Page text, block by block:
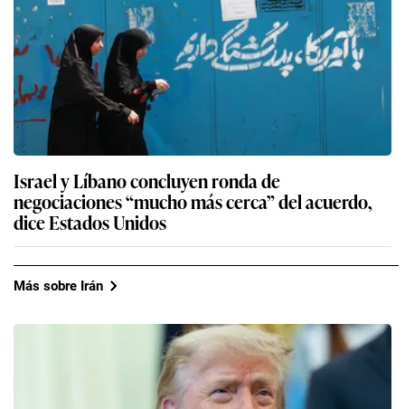
Israel y Líbano concluyen ronda de
negociaciones “mucho más cerca” del acuerdo,
dice Estados Unidos
Más sobre Irán